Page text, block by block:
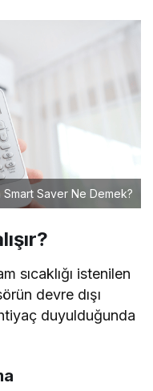
Smart Saver Ne Demek?
sıcaklığı istenilen
devre dışı
duyulduğunda